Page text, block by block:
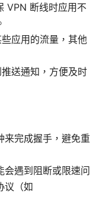
VPN 断线时应用不
应用的流量，其他
送通知，方便及时
来完成握手，避免重
会遇到阻断或限速问
议（如